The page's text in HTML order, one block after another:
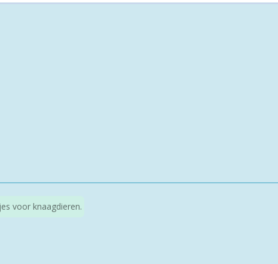
voor knaagdieren.